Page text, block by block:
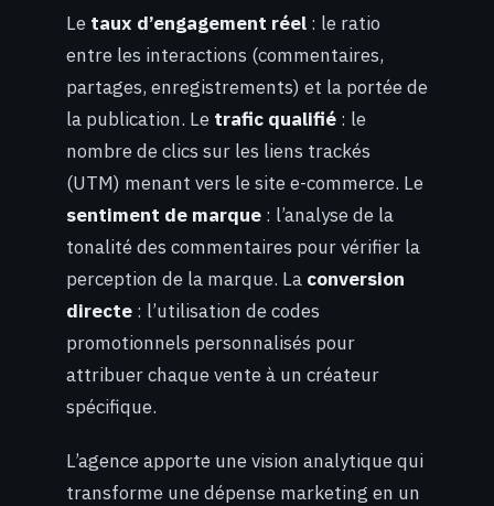
Le taux d’engagement réel : le ratio
entre les interactions (commentaires,
partages, enregistrements) et la portée de
la publication. Le trafic qualifié : le
nombre de clics sur les liens trackés
(UTM) menant vers le site e-commerce. Le
sentiment de marque : l’analyse de la
tonalité des commentaires pour vérifier la
perception de la marque. La conversion
directe : l’utilisation de codes
promotionnels personnalisés pour
attribuer chaque vente à un créateur
spécifique.
L’agence apporte une vision analytique qui
transforme une dépense marketing en un